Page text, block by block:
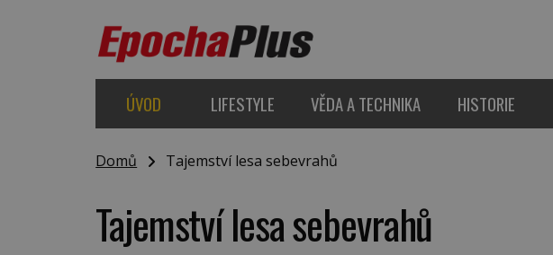
ÚVOD LIFESTYLE VĚDA A TECHNIKA HISTORIE
Domů Tajemství lesa sebevrahů
Tajemství lesa sebevrahů